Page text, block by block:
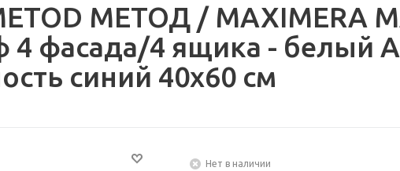
МЕТОД /
фасада/4 ящика - белый
синий 40x60 см
Нет в наличии